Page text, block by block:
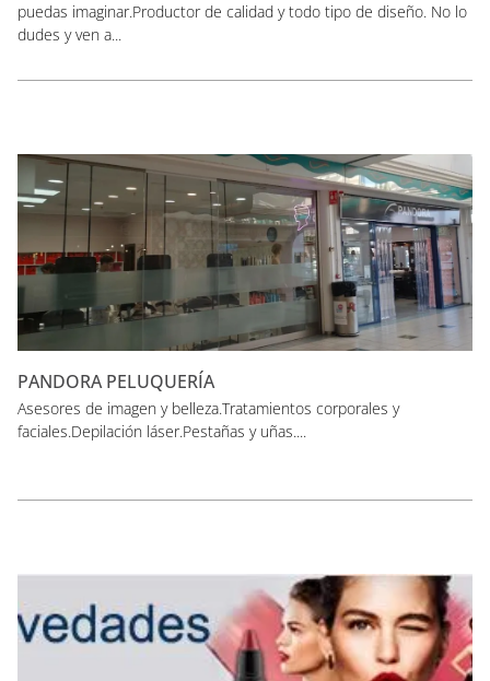
puedas imaginar.Productor de calidad y todo tipo de diseño. No lo
dudes y ven a...
PANDORA PELUQUERÍA
Asesores de imagen y belleza.Tratamientos corporales y
faciales.Depilación láser.Pestañas y uñas....